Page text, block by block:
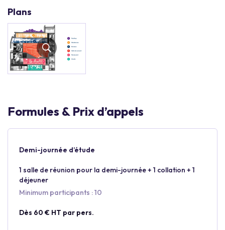
Plans
Formules & Prix d’appels
Demi-journée d’étude
1 salle de réunion pour la demi-journée + 1 collation + 1
déjeuner
Minimum participants : 10
Dès 60 € HT par pers.